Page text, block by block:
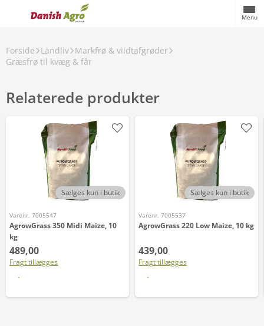
Menu
Forside Landliv Markfrø & vildtafgrøder
Græsfrø til kvæg & får
Relaterede produkter
Sælges kun i butik
Varenr. 7005547
AgrowGrass 350 Midi Maize, 10
kg
489,00
Fragt tillægges
Sælges kun i butik
Varenr. 7005537
AgrowGrass 220 Low Maize, 10 kg
439,00
Fragt tillægges